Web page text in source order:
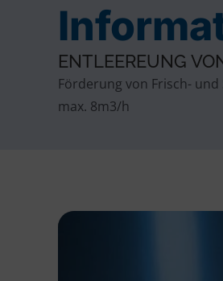
ENTLEEREUNG
Förderung von Frisch-
max. 8m3/h